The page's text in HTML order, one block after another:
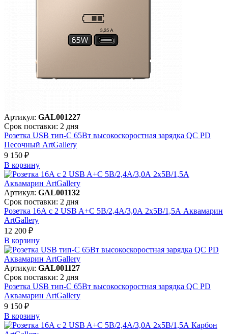
Артикул: GAL001227
Срок поставки: 2 дня
Розетка USB тип-С 65Вт высокоскоростная зарядка QC PD
Песочный ArtGallery
9 150 ₽
В корзинy
Артикул: GAL001132
Срок поставки: 2 дня
Розетка 16А с 2 USB A+C 5В/2,4А/3,0А 2х5В/1,5А Аквамарин
ArtGallery
12 200 ₽
В корзинy
Артикул: GAL001127
Срок поставки: 2 дня
Розетка USB тип-С 65Вт высокоскоростная зарядка QC PD
Аквамарин ArtGallery
9 150 ₽
В корзинy